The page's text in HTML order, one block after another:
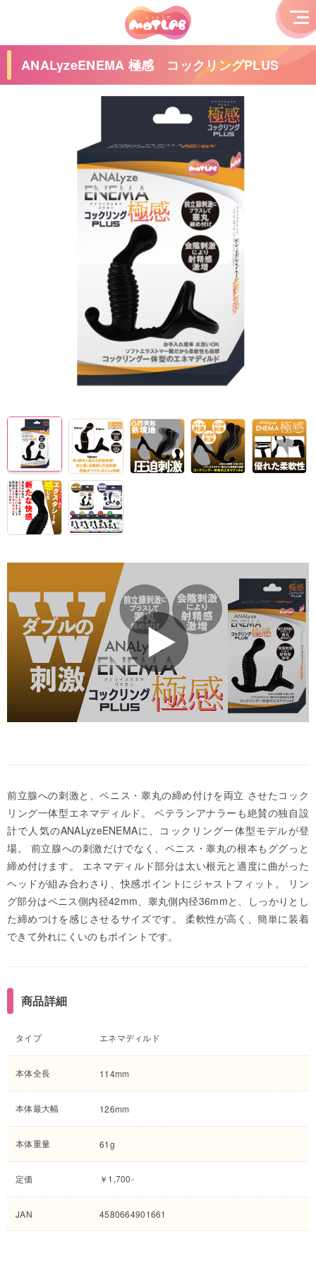
ANALyzeENEMA 極感 コックリングPLUS
前立腺への刺激と、ペニス・睾丸の締め付けを両立 させたコック
リング一体型エネマディルド。 ベテランアナラーも絶賛の独自設
計で人気のANALyzeENEMAに、コックリング一体型モデルが登
場。 前立腺への刺激だけでなく、ペニス・睾丸の根本もググっと
締め付けます。 エネマディルド部分は太い根元と適度に曲がった
ヘッドが組み合わさり、快感ポイントにジャストフィット。 リン
グ部分はペニス側内径42mm、睾丸側内径36mmと、しっかりとし
た締めつけを感じさせるサイズです。 柔軟性が高く、簡単に装着
できて外れにくいのもポイントです。
商品詳細
タイプ エネマディルド
本体全長 114mm
本体最大幅 126mm
本体重量 61g
定価 ￥1,700-
JAN 4580664901661